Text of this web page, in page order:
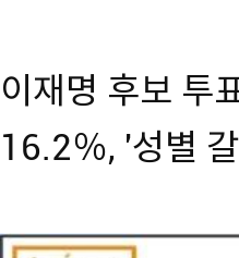
이재명 후보 투
16.2％, '성별